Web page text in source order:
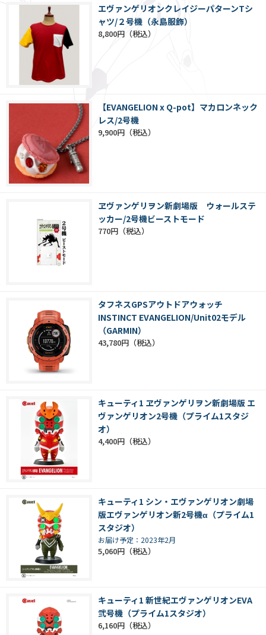
エヴァンゲリオンクレイジーパターンTシ
ャツ/２号機（永島服飾）
8,800円
【EVANGELION x Q-pot】マカロンネック
レス/2号機
9,900円
ヱヴァンゲリヲン新劇場版 ウォールステ
ッカー/2号機ビーストモード
770円
タフネスGPSアウトドアウォッチ
INSTINCT EVANGELION/Unit02モデル
（GARMIN）
43,780円
キューティ1 ヱヴァンゲリヲン新劇場版 エ
ヴァンゲリオン2号機（プライム1スタジ
オ）
4,400円
キューティ1 シン・エヴァンゲリオン劇場
版エヴァンゲリオン新2号機α（プライム1
スタジオ）
お届け予定：2023年2月
5,060円
キューティ1 新世紀エヴァンゲリオンEVA
弐号機（プライム1スタジオ）
6,160円